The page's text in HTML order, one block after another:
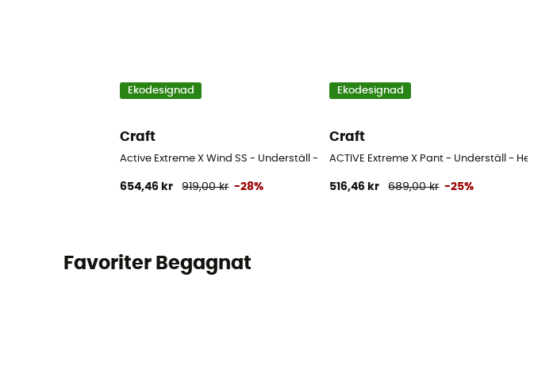
Ekodesignad
Craft
Active Extreme X Wind SS - Underställ - Herr
654,46 kr 919,00 kr -28%
Ekodesignad
Craft
ACTIVE Extreme X Pant - Underställ - Herr
516,46 kr 689,00 kr -25%
Favoriter Begagnat